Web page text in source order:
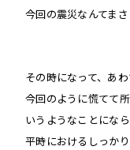
今回の震災なんてまさ
その時になって、あわ
今回のように慌てて
いうようなことになら
平時におけるしっか